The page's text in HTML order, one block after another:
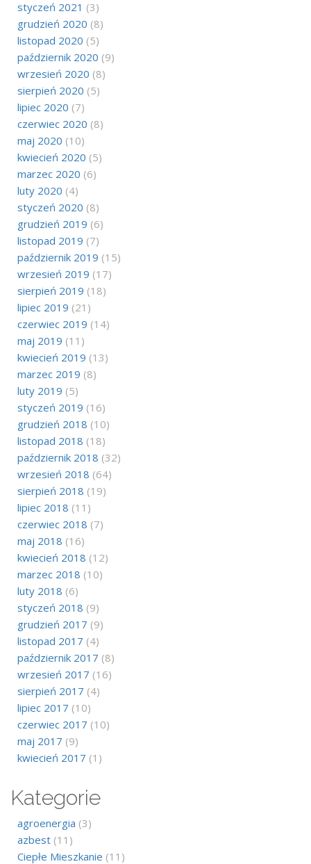
styczeń 2021 (3)
grudzień 2020 (8)
listopad 2020 (5)
październik 2020 (9)
wrzesień 2020 (8)
sierpień 2020 (5)
lipiec 2020 (7)
czerwiec 2020 (8)
maj 2020 (10)
kwiecień 2020 (5)
marzec 2020 (6)
luty 2020 (4)
styczeń 2020 (8)
grudzień 2019 (6)
listopad 2019 (7)
październik 2019 (15)
wrzesień 2019 (17)
sierpień 2019 (18)
lipiec 2019 (21)
czerwiec 2019 (14)
maj 2019 (11)
kwiecień 2019 (13)
marzec 2019 (8)
luty 2019 (5)
styczeń 2019 (16)
grudzień 2018 (10)
listopad 2018 (18)
październik 2018 (32)
wrzesień 2018 (64)
sierpień 2018 (19)
lipiec 2018 (11)
czerwiec 2018 (7)
maj 2018 (16)
kwiecień 2018 (12)
marzec 2018 (10)
luty 2018 (6)
styczeń 2018 (9)
grudzień 2017 (9)
listopad 2017 (4)
październik 2017 (8)
wrzesień 2017 (16)
sierpień 2017 (4)
lipiec 2017 (10)
czerwiec 2017 (10)
maj 2017 (9)
kwiecień 2017 (1)
Kategorie
agroenergia (3)
azbest (11)
Ciepłe Mieszkanie (11)